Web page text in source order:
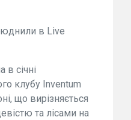
в Live
в січні
клубу Inventum
що вирізняється
та лісами на